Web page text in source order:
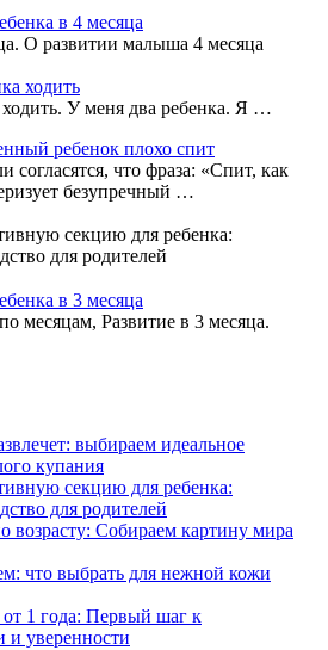
в 4 месяца
О развитии малыша 4 месяца
ходить
ходить. У меня два ребенка. Я …
ребенок плохо спит
согласятся, что фраза: «Спит, как
безупречный …
секцию для ребенка:
для родителей
в 3 месяца
месяцам, Развитие в 3 месяца.
выбираем идеальное
купания
секцию для ребенка:
для родителей
возрасту: Собираем картину мира
что выбрать для нежной кожи
от 1 года: Первый шаг к
и уверенности